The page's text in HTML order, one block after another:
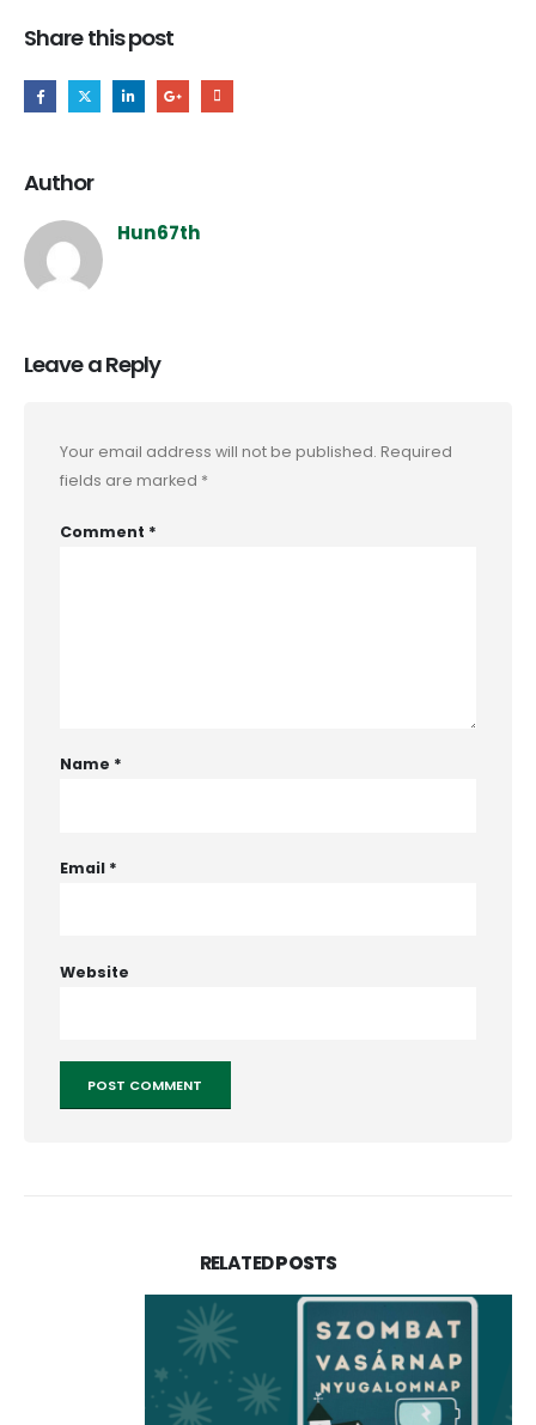
Share this post
Author
Hun67th
Leave a Reply
Your email address will not be published. Required
fields are marked *
Comment *
Name *
Email *
Website
RELATEDPOSTS